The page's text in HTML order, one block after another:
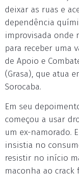
deixar as ruas e
dependência
improvisada onde
para receber uma
de Apoio e
(Grasa), que atua
Sorocaba.
Em seu
começou a usar
um ex-namorado.
insistia no
resistir no início
maconha ao